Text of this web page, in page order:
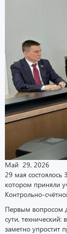
Май 29, 2026
29 мая состоялось
котором приняли
Контрольно-
Первым вопросом
сути,
заметно упростит